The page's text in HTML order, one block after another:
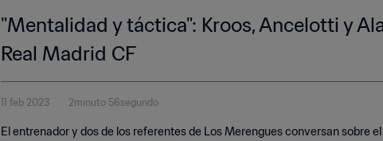
"Mentalidad y táctica": Kroos, Ancelotti y
Real Madrid CF
11 feb 2023 2minuto 56segundo
El entrenador y dos de los referentes de Los Merengues conversan sobre